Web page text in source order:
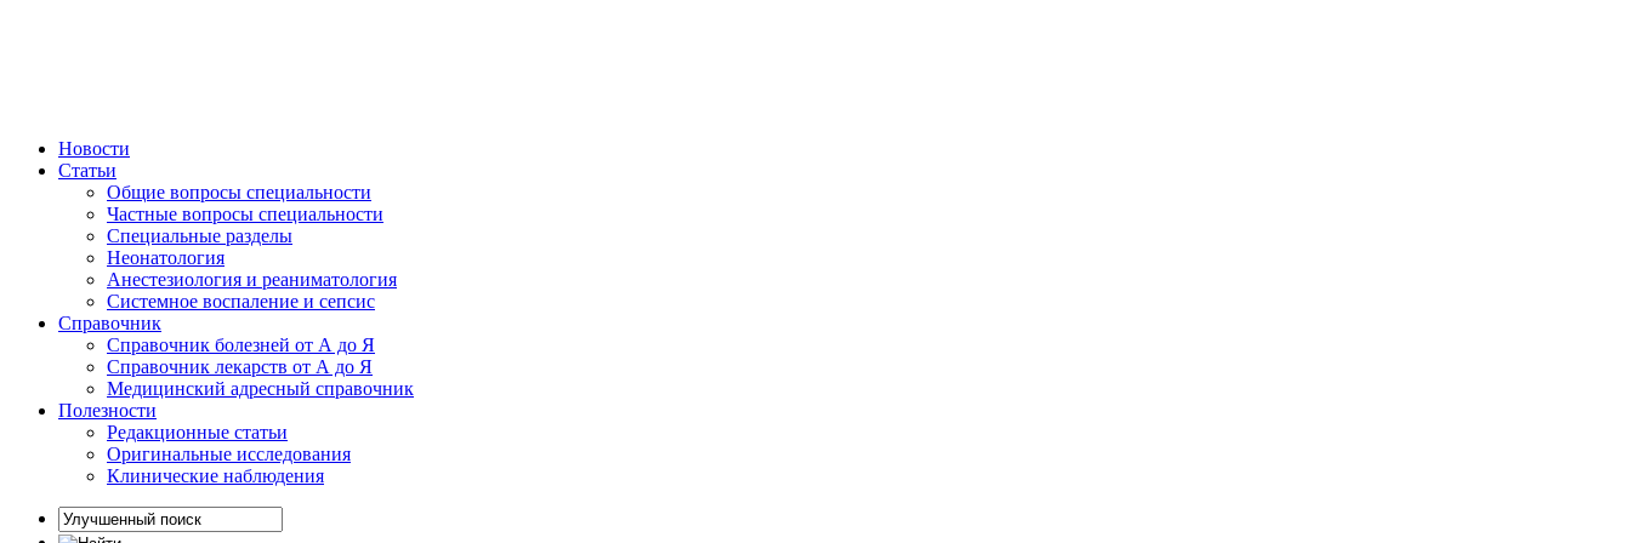
Новости
Статьи
Общие вопросы специальности
Частные вопросы специальности
Специальные разделы
Неонатология
Анестезиология и реаниматология
Системное воспаление и сепсис
Справочник
Справочник болезней от А до Я
Справочник лекарств от А до Я
Медицинский адресный справочник
Полезности
Редакционные статьи
Оригинальные исследования
Клинические наблюдения